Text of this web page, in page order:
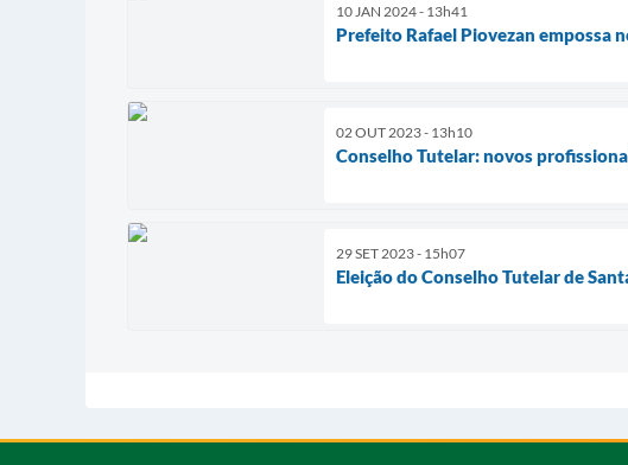
10 JAN 2024 - 13h41
Prefeito Rafael Piovezan empossa
02 OUT 2023 - 13h10
Conselho Tutelar: novos
29 SET 2023 - 15h07
Eleição do Conselho Tutelar de